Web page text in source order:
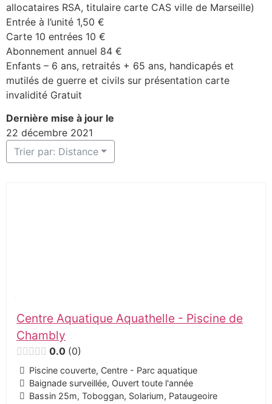
allocataires RSA, titulaire carte CAS ville de Marseille)
Entrée à l’unité 1,50 €
Carte 10 entrées 10 €
Abonnement annuel 84 €
Enfants – 6 ans, retraités + 65 ans, handicapés et
mutilés de guerre et civils sur présentation carte
invalidité Gratuit
Dernière mise à jour le
22 décembre 2021
Trier par: Distance
Centre Aquatique Aquathelle - Piscine de
Chambly
0.0 0
Piscine couverte, Centre - Parc aquatique
Baignade surveillée, Ouvert toute l'année
Bassin 25m, Toboggan, Solarium, Pataugeoire